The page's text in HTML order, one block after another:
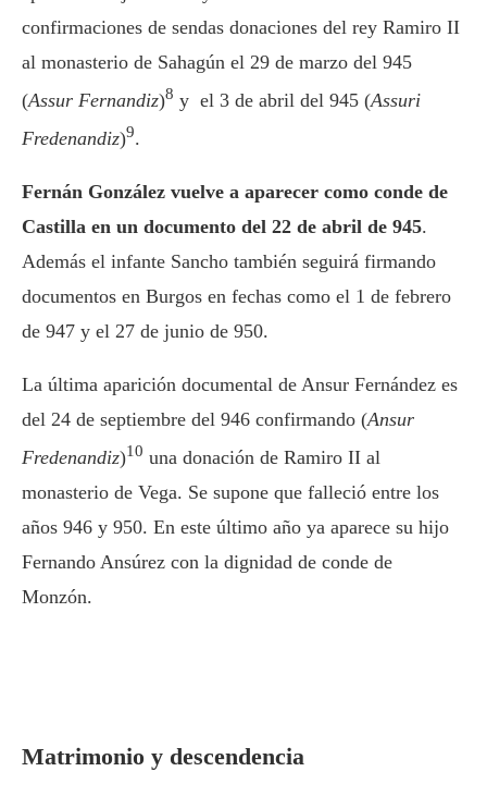
confirmaciones de sendas donaciones del rey Ramiro II
al monasterio de Sahagún el 29 de marzo del 945
(Assur Fernandiz)8 y el 3 de abril del 945 (Assuri
Fredenandiz)9.
Fernán González vuelve a aparecer como conde de
Castilla en un documento del 22 de abril de 945.
Además el infante Sancho también seguirá firmando
documentos en Burgos en fechas como el 1 de febrero
de 947 y el 27 de junio de 950.
La última aparición documental de Ansur Fernández es
del 24 de septiembre del 946 confirmando (Ansur
Fredenandiz)10 una donación de Ramiro II al
monasterio de Vega. Se supone que falleció entre los
años 946 y 950. En este último año ya aparece su hijo
Fernando Ansúrez con la dignidad de conde de
Monzón.
Matrimonio y descendencia